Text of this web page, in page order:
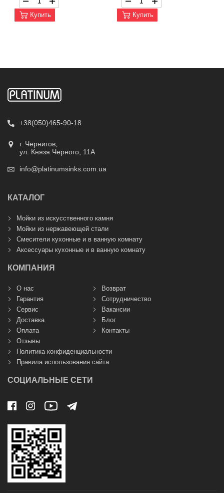
Купить Купить
+38(050)465-90-18
г. Чернигов,
ул. Князя Черного, 11А
info@platinumsinks.com.ua
КАТАЛОГ
Мойки из искусственного камня
Мойки из нержавеющей стали
Смесители кухонные и в ванную комнату
Аксессуары кухонные и в ванную комнату
КОМПАНИЯ
О нас
Гарантия
Сервис
Доставка
Оплата
Возврат
Сотрудничество
Вакансии
Блог
Контакты
Отзывы
Политика конфиденциальности
Правила использования сайта
СОЦИАЛЬНЫЕ СЕТИ